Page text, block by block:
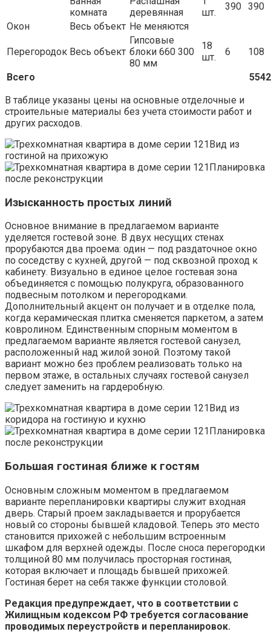
комната
деревянная
шт.
390 390
Окон
Весь объект Не меняются
Перегородок Весь объект
Гипсовые
блоки 660 300
80 мм
18
шт.
6 108
Всего
В таблице указаны цены на основные отделочные и
строительные материалы без учета стоимости работ и
других расходов.
Вид из
гостиной на прихожую
Планировка
после реконструкции
Изысканность простых линий
Основное внимание в предлагаемом варианте
уделяется гостевой зоне. В двух несущих стенах
прорубаются два проема: один — под раздаточное окно
по соседству с кухней, другой — под сквозной проход к
кабинету. Визуально в единое целое гостевая зона
объединяется с помощью полукруга, образованного
подвесным потолком и перегородками.
Дополнительный акцент он получает и в отделке пола,
когда керамическая плитка сменяется паркетом, а затем
ковролином. Единственным спорным моментом в
предлагаемом варианте является гостевой санузел,
расположенный над жилой зоной. Поэтому такой
вариант можно без проблем реализовать только на
первом этаже, в остальных случаях гостевой санузел
следует заменить на гардеробную.
Вид из
коридора на гостиную и кухню
Планировка
после реконструкции
Большая гостиная ближе к гостям
Основным сложным моментом в предлагаемом
варианте перепланировки квартиры служит входная
дверь. Старый проем закладывается и прорубается
новый со стороны бывшей кладовой. Теперь это место
становится прихожей с небольшим встроенным
шкафом для верхней одежды. После сноса перегородки
толщиной 80 мм получилась просторная гостиная,
которая включает и площадь бывшей прихожей.
Гостиная берет на себя также функции столовой.
Редакция предупреждает, что в соответствии с
Жилищным кодексом РФ требуется согласование
проводимых переустройств и перепланировок.